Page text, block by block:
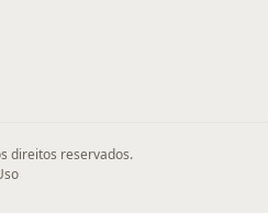
direitos reservados.